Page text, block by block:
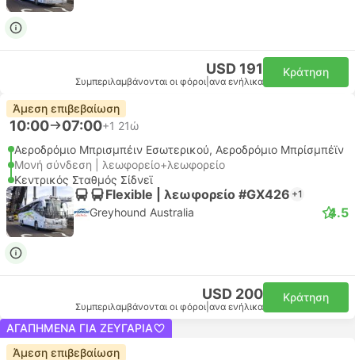
USD 191
Συμπεριλαμβάνονται οι φόροι ανα ενήλικα
Κράτηση
Άμεση επιβεβαίωση
10:00 07:00+1 21ώ
Αεροδρόμιο Μπρισμπέιν Εσωτερικού, Αεροδρόμιο Μπρίσμπέϊν
Μονή σύνδεση | λεωφορείο+λεωφορείο
Κεντρικός Σταθμός Σίδνεϊ
Flexible | λεωφορείο #GX426 +1
Greyhound Australia 4.5
USD 200
Συμπεριλαμβάνονται οι φόροι ανα ενήλικα
Κράτηση
ΑΓΑΠΗΜΈΝΑ ΓΙΑ ΖΕΥΓΆΡΙΑ
Άμεση επιβεβαίωση